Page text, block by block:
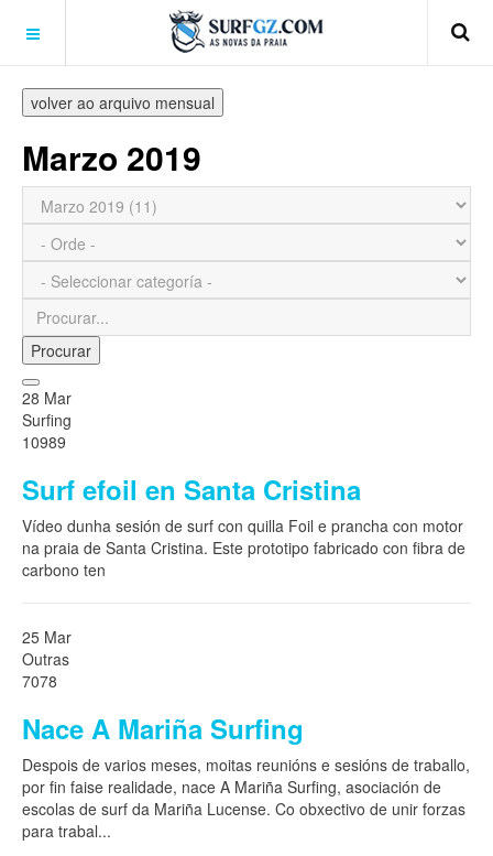
volver ao arquivo mensual
Marzo 2019
Procurar
28 Mar
Surfing
10989
Surf efoil en Santa Cristina
Vídeo dunha sesión de surf con quilla Foil e prancha con motor
na praia de Santa Cristina. Este prototipo fabricado con fibra de
carbono ten
25 Mar
Outras
7078
Nace A Mariña Surfing
Despois de varios meses, moitas reunións e sesións de traballo,
por fin faise realidade, nace A Mariña Surfing, asociación de
escolas de surf da Mariña Lucense. Co obxectivo de unir forzas
para trabal...